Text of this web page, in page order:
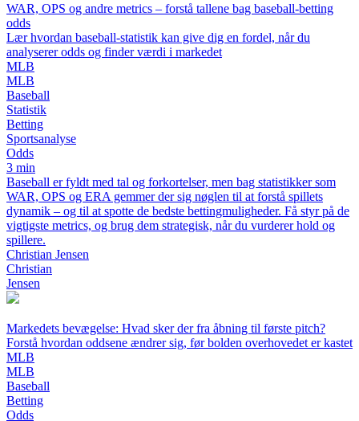
WAR, OPS og andre metrics – forstå tallene bag baseball-betting
odds
Lær hvordan baseball-statistik kan give dig en fordel, når du
analyserer odds og finder værdi i markedet
MLB
MLB
Baseball
Statistik
Betting
Sportsanalyse
Odds
3 min
Baseball er fyldt med tal og forkortelser, men bag statistikker som
WAR, OPS og ERA gemmer der sig nøglen til at forstå spillets
dynamik – og til at spotte de bedste bettingmuligheder. Få styr på de
vigtigste metrics, og brug dem strategisk, når du vurderer hold og
spillere.
Christian Jensen
Christian
Jensen
Markedets bevægelse: Hvad sker der fra åbning til første pitch?
Forstå hvordan oddsene ændrer sig, før bolden overhovedet er kastet
MLB
MLB
Baseball
Betting
Odds